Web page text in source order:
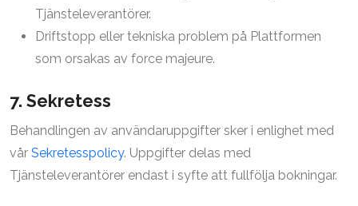
Tjänsteleverantörer.
Driftstopp eller tekniska problem på Plattformen
som orsakas av force majeure.
7. Sekretess
Behandlingen av användaruppgifter sker i enlighet med
vår Sekretesspolicy. Uppgifter delas med
Tjänsteleverantörer endast i syfte att fullfölja bokningar.